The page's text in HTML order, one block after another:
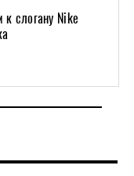
к слогану Nike